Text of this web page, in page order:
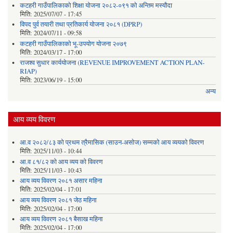
कटहरी गाउँपालिकाको शिक्षा योजना २०८२-०९१ को अन्तिम मस्यौदा
मिति: 2025/07/07 - 17:45
विपद पुर्व तयारी तथा प्रतिकार्य योजना २०८१ (DPRP)
मिति: 2024/07/11 - 09:58
कटहरी गाउँपालिकाको भू-उपयोग योजना २०७९
मिति: 2024/03/17 - 17:00
राजश्व सुधार कार्ययोजना (REVENUE IMPROVEMENT ACTION PLAN-
RIAP)
मिति: 2023/06/19 - 15:00
अन्य
आय व्यय विवरण
आ.व २०८२/८३ को प्रथम त्रैमासिक (साउन-असोज) सम्मको आय व्ययको विवरण
मिति: 2025/11/03 - 10:44
आ.व ८१/८२ को आय व्यय को विवरण
मिति: 2025/11/03 - 10:43
आय व्यय विवरण २०८१ असार महिना
मिति: 2025/02/04 - 17:01
आय व्यय विवरण २०८१ जेठ महिना
मिति: 2025/02/04 - 17:00
आय व्यय विवरण २०८१ बैसाख महिना
मिति: 2025/02/04 - 17:00